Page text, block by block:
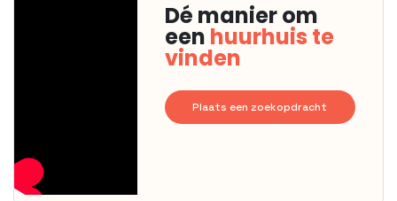
Dé manier om
een huurhuis te
vinden
Plaats een zoekopdracht